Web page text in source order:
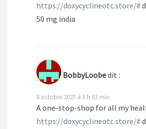
https://doxycyclineotc.store/#
50 mg india
BobbyLoobedit :
8 octobre 2023 à 3 h 01 min
A one-stop-shop for all my
https://doxycyclineotc.store/#